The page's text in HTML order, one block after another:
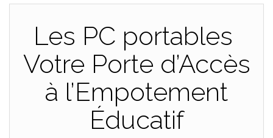
Les PC portables
Votre Porte d’Accès
à l’Empotement
Éducatif